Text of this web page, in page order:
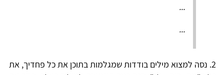
...
...
2. נסה למצוא מילים בודדות שמגלמות בתוכן את כל פחדיך, את